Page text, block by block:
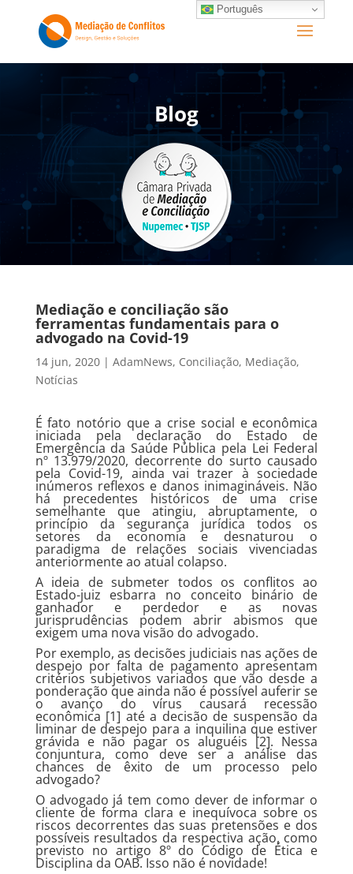
Blog
Mediação e conciliação são
ferramentas fundamentais para o
advogado na Covid-19
14 jun, 2020| AdamNews, Conciliação, Mediação,
Notícias
É fato notório que a crise social e econômica
iniciada pela declaração do Estado de
Emergência da Saúde Pública pela Lei Federal
nº 13.979/2020, decorrente do surto causado
pela Covid-19, ainda vai trazer à sociedade
inúmeros reflexos e danos inimagináveis. Não
há precedentes históricos de uma crise
semelhante que atingiu, abruptamente, o
princípio da segurança jurídica todos os
setores da economia e desnaturou o
paradigma de relações sociais vivenciadas
anteriormente ao atual colapso.
A ideia de submeter todos os conflitos ao
Estado-juiz esbarra no conceito binário de
ganhador e perdedor e as novas
jurisprudências podem abrir abismos que
exigem uma nova visão do advogado.
Por exemplo, as decisões judiciais nas ações de
despejo por falta de pagamento apresentam
critérios subjetivos variados que vão desde a
ponderação que ainda não é possível auferir se
o avanço do vírus causará recessão
econômica [1] até a decisão de suspensão da
liminar de despejo para a inquilina que estiver
grávida e não pagar os aluguéis [2]. Nessa
conjuntura, como deve ser a análise das
chances de êxito de um processo pelo
advogado?
O advogado já tem como dever de informar o
cliente de forma clara e inequívoca sobre os
riscos decorrentes das suas pretensões e dos
possíveis resultados da respectiva ação, como
previsto no artigo 8º do Código de Ética e
Disciplina da OAB. Isso não é novidade!
Português